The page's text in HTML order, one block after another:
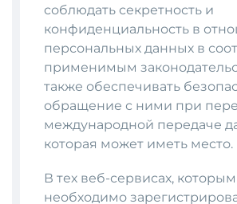
соблюдать секретность и
конфиденциальность в
персональных данных в
применимым
также обеспечивать
обращение с ними при
международной передаче
которая может иметь место.
В тех веб-сервисах, которым
необходимо